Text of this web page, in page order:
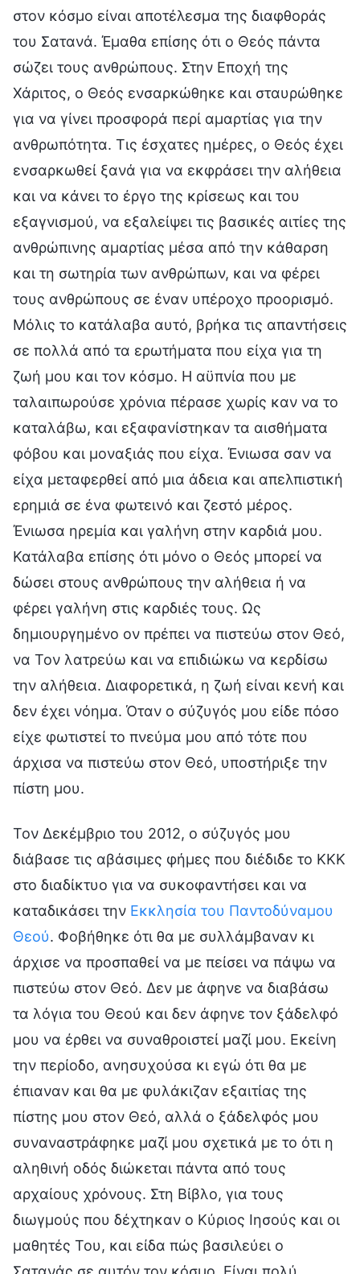
στον κόσμο είναι αποτέλεσμα της διαφθοράς
του Σατανά. Έμαθα επίσης ότι ο Θεός πάντα
σώζει τους ανθρώπους. Στην Εποχή της
Χάριτος, ο Θεός ενσαρκώθηκε και σταυρώθηκε
για να γίνει προσφορά περί αμαρτίας για την
ανθρωπότητα. Τις έσχατες ημέρες, ο Θεός έχει
ενσαρκωθεί ξανά για να εκφράσει την αλήθεια
και να κάνει το έργο της κρίσεως και του
εξαγνισμού, να εξαλείψει τις βασικές αιτίες της
ανθρώπινης αμαρτίας μέσα από την κάθαρση
και τη σωτηρία των ανθρώπων, και να φέρει
τους ανθρώπους σε έναν υπέροχο προορισμό.
Μόλις το κατάλαβα αυτό, βρήκα τις απαντήσεις
σε πολλά από τα ερωτήματα που είχα για τη
ζωή μου και τον κόσμο. Η αϋπνία που με
ταλαιπωρούσε χρόνια πέρασε χωρίς καν να το
καταλάβω, και εξαφανίστηκαν τα αισθήματα
φόβου και μοναξιάς που είχα. Ένιωσα σαν να
είχα μεταφερθεί από μια άδεια και απελπιστική
ερημιά σε ένα φωτεινό και ζεστό μέρος.
Ένιωσα ηρεμία και γαλήνη στην καρδιά μου.
Κατάλαβα επίσης ότι μόνο ο Θεός μπορεί να
δώσει στους ανθρώπους την αλήθεια ή να
φέρει γαλήνη στις καρδιές τους. Ως
δημιουργημένο ον πρέπει να πιστεύω στον Θεό,
να Τον λατρεύω και να επιδιώκω να κερδίσω
την αλήθεια. Διαφορετικά, η ζωή είναι κενή και
δεν έχει νόημα. Όταν ο σύζυγός μου είδε πόσο
είχε φωτιστεί το πνεύμα μου από τότε που
άρχισα να πιστεύω στον Θεό, υποστήριξε την
πίστη μου.
Τον Δεκέμβριο του 2012, ο σύζυγός μου
διάβασε τις αβάσιμες φήμες που διέδιδε το ΚΚΚ
στο διαδίκτυο για να συκοφαντήσει και να
καταδικάσει την Εκκλησία του Παντοδύναμου
Θεού. Φοβήθηκε ότι θα με συλλάμβαναν κι
άρχισε να προσπαθεί να με πείσει να πάψω να
πιστεύω στον Θεό. Δεν με άφηνε να διαβάσω
τα λόγια του Θεού και δεν άφηνε τον ξάδελφό
μου να έρθει να συναθροιστεί μαζί μου. Εκείνη
την περίοδο, ανησυχούσα κι εγώ ότι θα με
έπιαναν και θα με φυλάκιζαν εξαιτίας της
πίστης μου στον Θεό, αλλά ο ξάδελφός μου
συναναστράφηκε μαζί μου σχετικά με το ότι η
αληθινή οδός διώκεται πάντα από τους
αρχαίους χρόνους. Στη Βίβλο, για τους
διωγμούς που δέχτηκαν ο Κύριος Ιησούς και οι
μαθητές Του, και είδα πώς βασιλεύει ο